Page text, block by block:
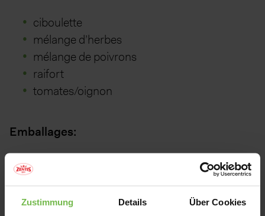
Zustimmung Details Über Cookies
ciboulette
mélange d’herbes
mélange de poivrons
raifort
tomates/oignon
Emballages: